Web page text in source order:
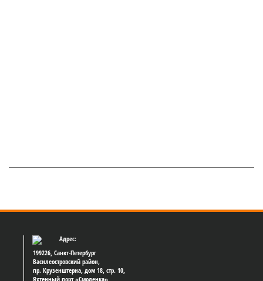
Адрес:
199226, Санкт-Петербург
Василеостровский район,
пр. Крузенштерна, дом 18, стр. 10,
Яхтенный порт «Смоленка»